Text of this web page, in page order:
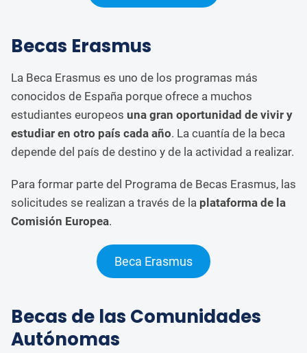
Becas Erasmus
La Beca Erasmus es uno de los programas más
conocidos de España porque ofrece a muchos
estudiantes europeos una gran oportunidad de vivir y
estudiar en otro país cada año. La cuantía de la beca
depende del país de destino y de la actividad a realizar.
Para formar parte del Programa de Becas Erasmus, las
solicitudes se realizan a través de la plataforma de la
Comisión Europea.
Beca Erasmus
Becas de las Comunidades
Autónomas